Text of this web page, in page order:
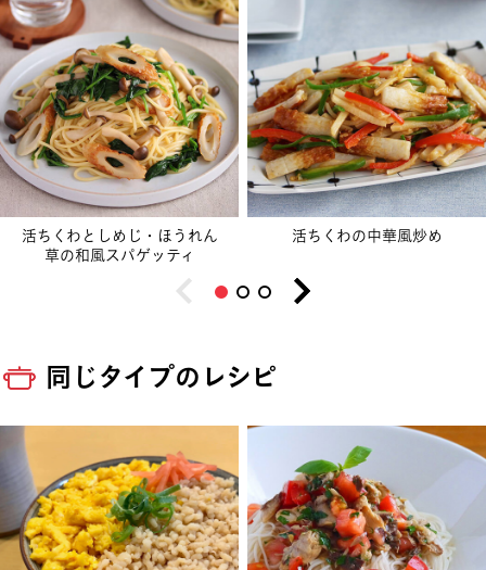
活ちくわとしめじ・ほうれん
草の和風スパゲッティ
活ちくわの中華風炒め
同じタイプのレシピ